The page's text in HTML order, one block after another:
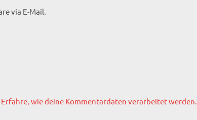
via E-Mail.
Erfahre, wie deine Kommentardaten verarbeitet werden.